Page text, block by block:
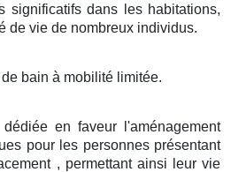
significatifs dans les habitations,
de vie de nombreux individus.
bain à mobilité limitée.
en faveur l'aménagement
pour les personnes présentant
, permettant ainsi leur vie